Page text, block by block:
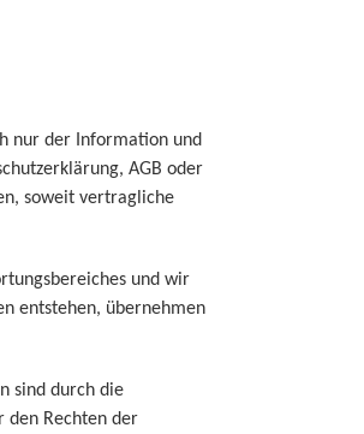
nur der Information und
AGB oder
soweit vertragliche
und wir
entstehen, übernehmen
sind durch die
den Rechten der